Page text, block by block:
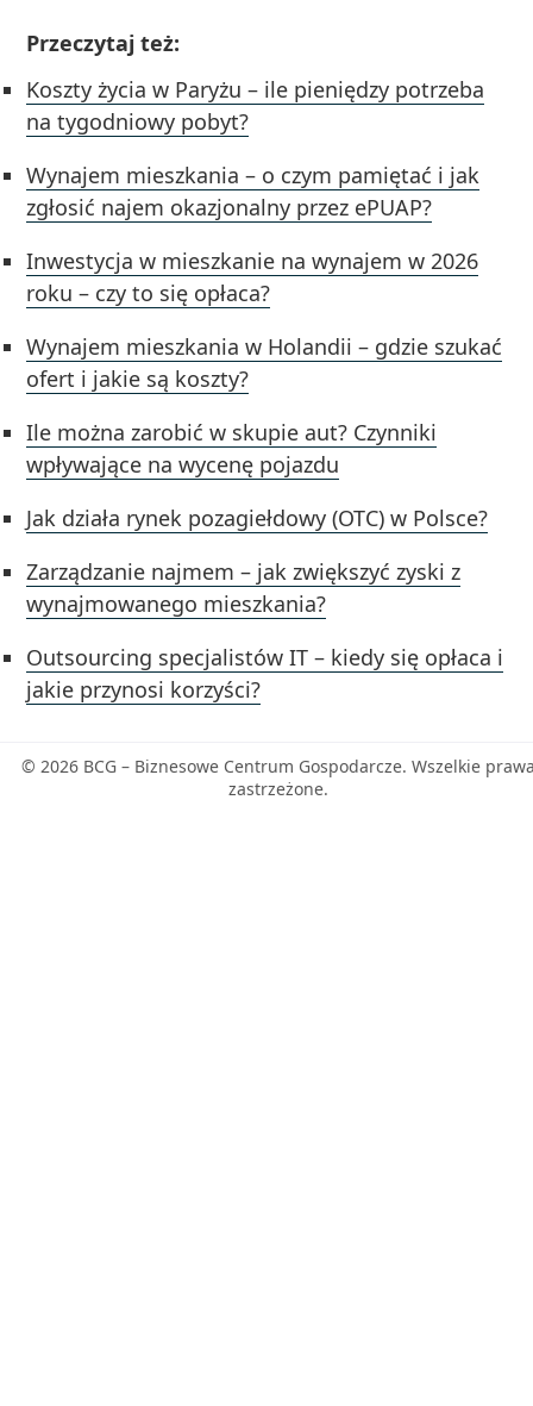
Przeczytaj też:
Koszty życia w Paryżu – ile pieniędzy potrzeba
na tygodniowy pobyt?
Wynajem mieszkania – o czym pamiętać i jak
zgłosić najem okazjonalny przez ePUAP?
Inwestycja w mieszkanie na wynajem w 2026
roku – czy to się opłaca?
Wynajem mieszkania w Holandii – gdzie szukać
ofert i jakie są koszty?
Ile można zarobić w skupie aut? Czynniki
wpływające na wycenę pojazdu
Jak działa rynek pozagiełdowy (OTC) w Polsce?
Zarządzanie najmem – jak zwiększyć zyski z
wynajmowanego mieszkania?
Outsourcing specjalistów IT – kiedy się opłaca i
jakie przynosi korzyści?
© 2026 BCG – Biznesowe Centrum Gospodarcze. Wszelkie
zastrzeżone.